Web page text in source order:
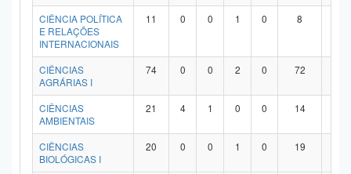
CIÊNCIA POLÍTICA
E RELAÇÕES
INTERNACIONAIS
11 0 0 1 0 8
CIÊNCIAS
AGRÁRIAS I
74 0 0 2 0 72
CIÊNCIAS
AMBIENTAIS
21 4 1 0 0 14
CIÊNCIAS
BIOLÓGICAS I
20 0 0 1 0 19